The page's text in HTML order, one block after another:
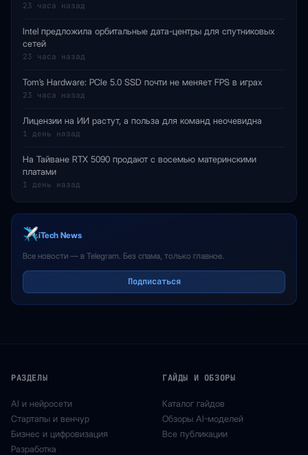
23 часа назад
Intel предложила орбитальные дата-центры для спутниковых
сетей
23 часа назад
Tom’s Hardware: PCIe 5.0 SSD почти не меняет FPS в играх
23 часа назад
Лицензии на ИИ растут, а польза для команд неочевидна
1 день назад
На Тайване RTX 5090 продают с восемью материнскими
платами
1 день назад
iTech News
Все новости — в Telegram. Без спама, только главное.
Подписаться
РАЗДЕЛЫ
AI и нейросети
Стартапы и венчур
Бизнес и цифровизация
Разработка
ГАЙДЫ И ОБЗОРЫ
Каталог гайдов
Обзоры AI-моделей
Все публикации